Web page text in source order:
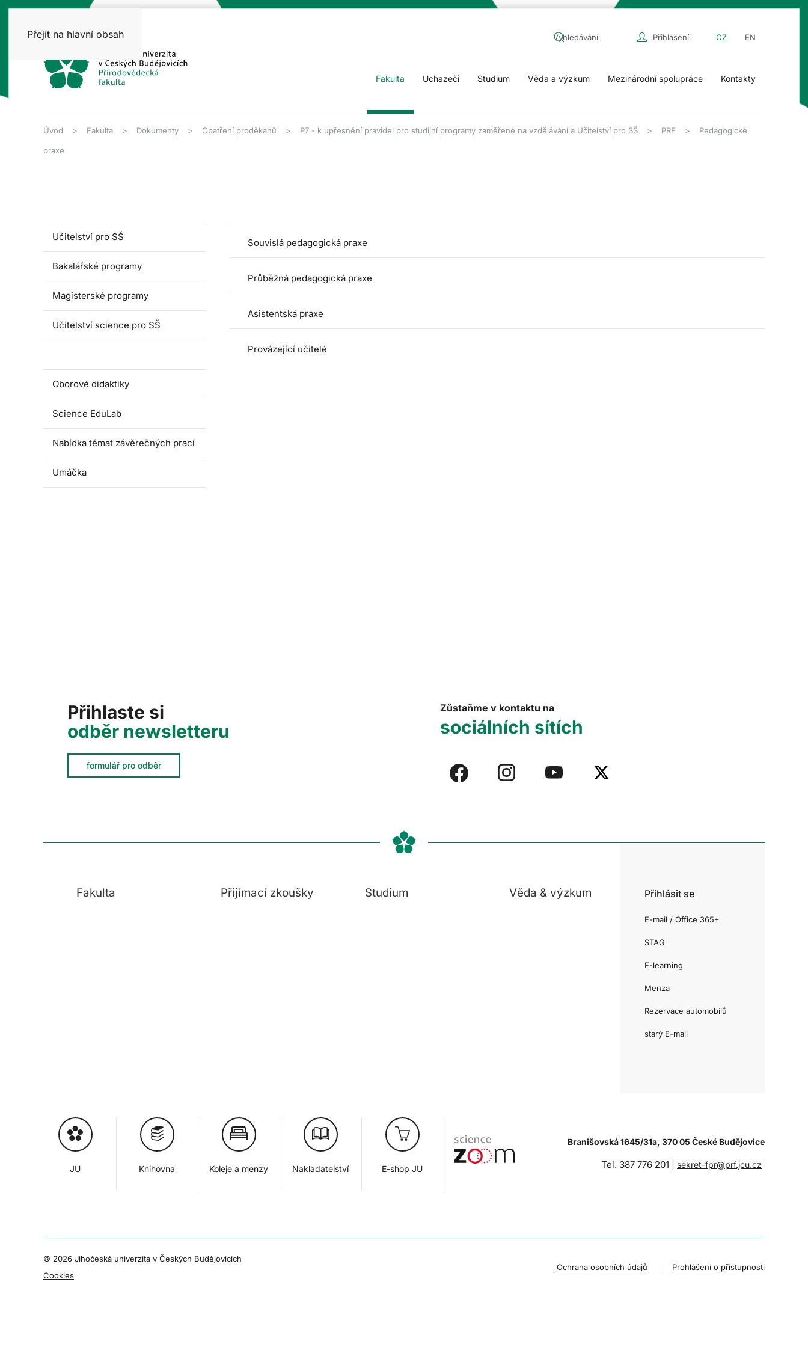
Přejít na hlavní obsah Přihlášení CZ EN
Fakulta Uchazeči Studium Věda a výzkum Mezinárodní spolupráce Kontakty
Úvod Fakulta Dokumenty Opatření proděkanů P7 - k upřesnění pravidel pro studijní programy zaměřené na vzdělávání a Učitelství pro SŠ PRF Pedagogické
praxe
Učitelství pro SŠ
Bakalářské programy
Magisterské programy
Učitelství science pro SŠ
Oborové didaktiky
Science EduLab
Nabídka témat závěrečných prací
Umáčka
Souvislá pedagogická praxe
Průběžná pedagogická praxe
Asistentská praxe
Provázející učitelé
Přihlaste si
odběr newsletteru
formulář pro odběr
Zůstaňme v kontaktu na
sociálních sítích
Fakulta Přijímací zkoušky Studium Věda & výzkum Přihlásit se
E-mail / Office 365+
STAG
E-learning
Menza
Rezervace automobilů
starý E-mail
JU Knihovna Koleje a menzy Nakladatelství E-shop JU
Branišovská 1645/31a, 370 05 České Budějovice
Tel. 387 776 201 | sekret-fpr@prf.jcu.cz
© 2026 Jihočeská univerzita v Českých Budějovicích
Cookies
Ochrana osobních údajů Prohlášení o přístupnosti